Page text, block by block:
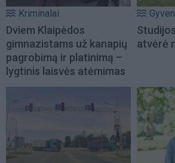
Kriminalai
Dviem Klaipėdos
gimnazistams už kanapių
pagrobimą ir platinimą –
lygtinis laisvės atėmimas
atvėrė